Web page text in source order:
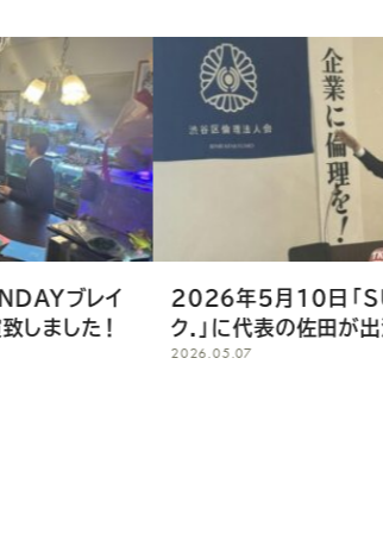
2026年5月10日「SUNDAYブレイ
ク.」に代表の佐田が出演致します！